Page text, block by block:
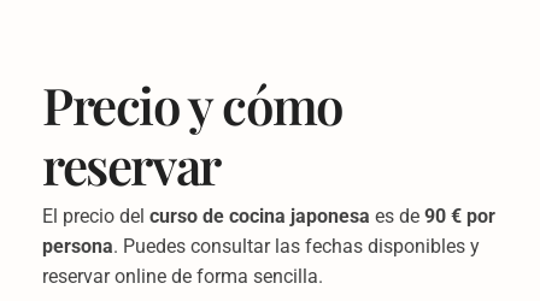
Precio y cómo
reservar
El precio del curso de cocina japonesa es de 90 € por
persona. Puedes consultar las fechas disponibles y
reservar online de forma sencilla.